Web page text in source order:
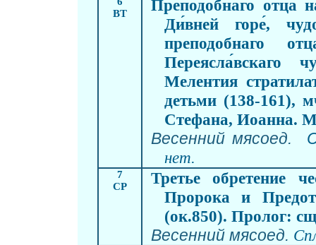
ВТ
Преподобнаго отца
Ди́вней горе,
преподобнаго
Переясла́вскаго
Мелентия
детьми (138-161),
Стефана, Иоанна.
Весенний мясоед.
нет.
7
СР
Третье обретение
Пророка и
(ок.850). Пролог:
Весенний мясоед.